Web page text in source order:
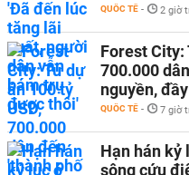
QUỐC TẾ - 2 giờ
Forest City:
700.000
nguyền,
QUỐC TẾ - 7 giờ
Hạn hán kỷ
sông cứu